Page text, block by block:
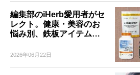
編集部のiHerb愛用者がセ
レクト。健康・美容のお
悩み別、鉄板アイテム…
2026年06月22日